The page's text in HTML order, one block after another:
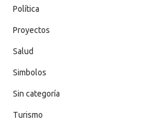
Política
Proyectos
Salud
Simbolos
Sin categoría
Turismo